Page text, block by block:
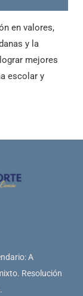
en valores,
y la
mejores
escolar y
A
Resolución